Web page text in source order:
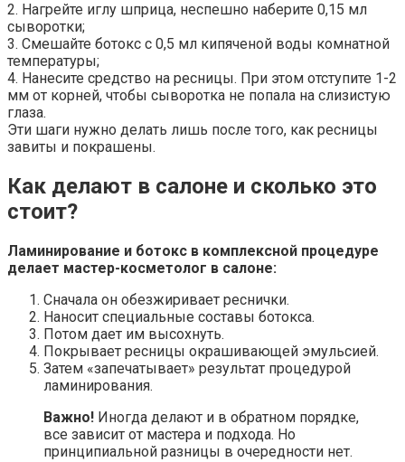
2. Нагрейте иглу шприца, неспешно наберите 0,15 мл
сыворотки;
3. Смешайте ботокс с 0,5 мл кипяченой воды комнатной
температуры;
4. Нанесите средство на ресницы. При этом отступите 1-2
мм от корней, чтобы сыворотка не попала на слизистую
глаза.
Эти шаги нужно делать лишь после того, как ресницы
завиты и покрашены.
Как делают в салоне и сколько это
стоит?
Ламинирование и ботокс в комплексной процедуре
делает мастер-косметолог в салоне:
Сначала он обезжиривает реснички.
Наносит специальные составы ботокса.
Потом дает им высохнуть.
Покрывает ресницы окрашивающей эмульсией.
Затем «запечатывает» результат процедурой
ламинирования.
Важно! Иногда делают и в обратном порядке,
все зависит от мастера и подхода. Но
принципиальной разницы в очередности нет.